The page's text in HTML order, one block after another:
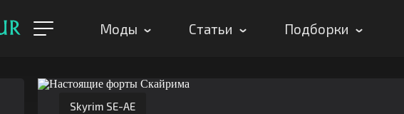
Моды Статьи Подборки
Skyrim SE-AE